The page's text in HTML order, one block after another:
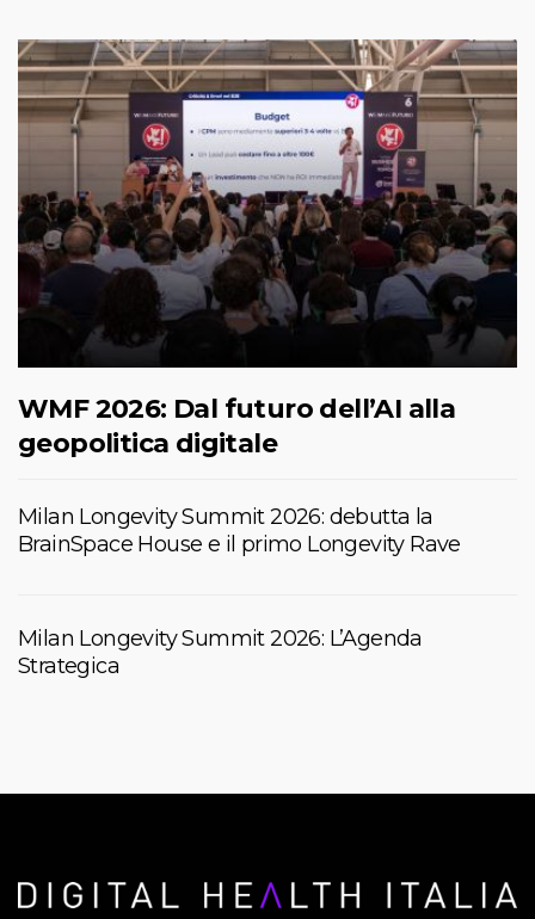
WMF 2026: Dal futuro dell’AI alla
geopolitica digitale
Milan Longevity Summit 2026: debutta la
BrainSpace House e il primo Longevity Rave
Milan Longevity Summit 2026: L’Agenda
Strategica